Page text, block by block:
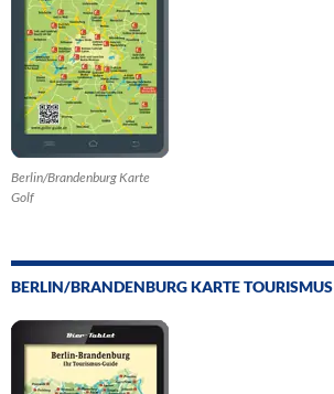
Berlin/Brandenburg Karte
Golf
BERLIN/BRANDENBURG KARTE TOURISMUS